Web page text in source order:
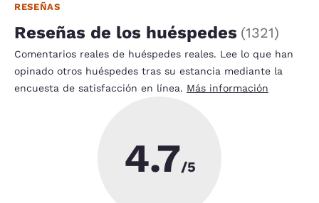
RESEÑAS
Reseñas de los huéspedes (1321)
Comentarios reales de huéspedes reales. Lee lo que han
opinado otros huéspedes tras su estancia mediante la
encuesta de satisfacción en línea. Más información
4.7/5